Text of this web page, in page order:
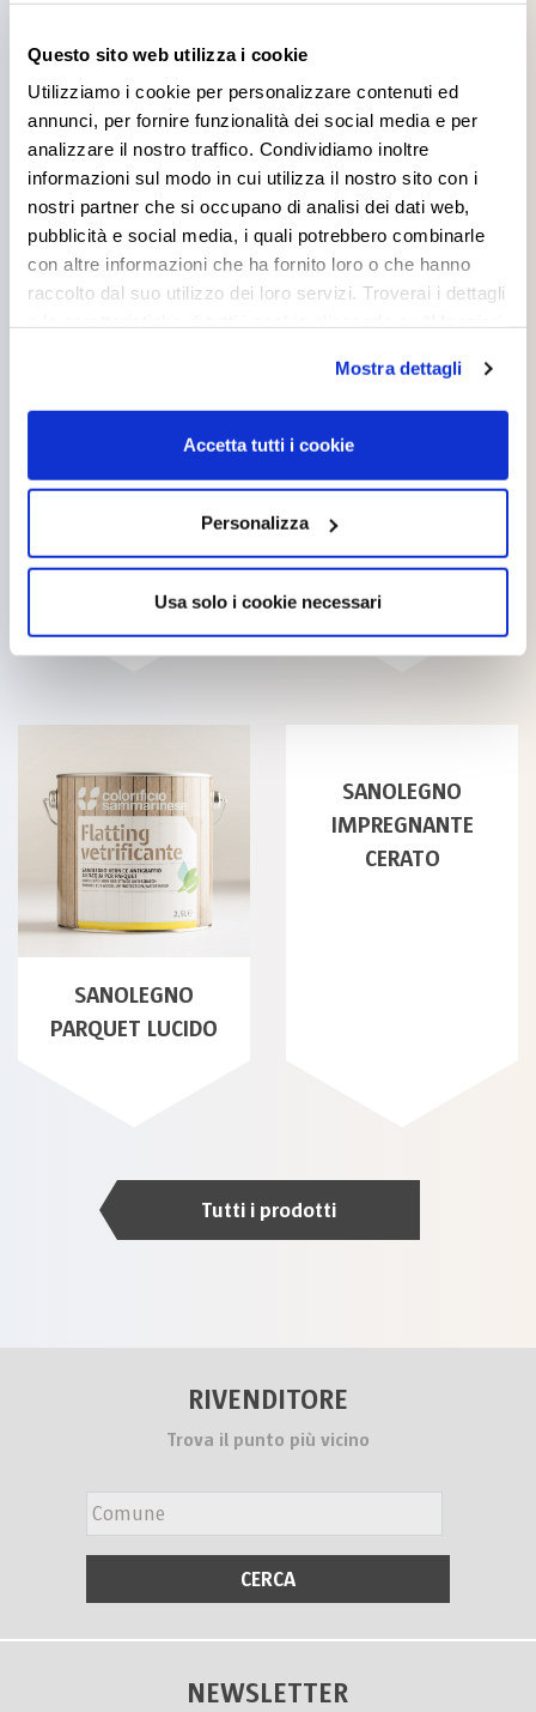
Questo sito web utilizza i cookie
Utilizziamo i cookie per personalizzare contenuti ed
annunci, per fornire funzionalità dei social media e per
analizzare il nostro traffico. Condividiamo inoltre
informazioni sul modo in cui utilizza il nostro sito con i
nostri partner che si occupano di analisi dei dati web,
pubblicità e social media, i quali potrebbero combinarle
con altre informazioni che ha fornito loro o che hanno
raccolto dal suo utilizzo dei loro servizi. Troverai i dettagli
cookie accettare. Per ulteriori informazioni consulta
lacookie policy.
Mostra dettagli
Accetta tutti i cookie
Personalizza
Usa solo i cookie necessari
Prodotti che potrebbero
interessarti
ALL’ACQUA
PARQUET SATINATA
SANOLEGNO
PARQUET LUCIDO
SANOLEGNO
IMPREGNANTE
CERATO
Tutti i prodotti
RIVENDITORE
Trova il punto più vicino
NEWSLETTER